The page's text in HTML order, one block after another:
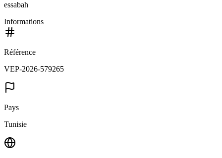
essabah
Informations
Référence
VEP-2026-579265
Pays
Tunisie